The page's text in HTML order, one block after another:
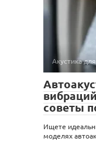
Акустика
советы
Ищете
моделях